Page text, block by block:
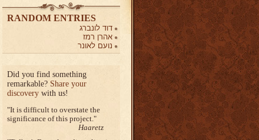
RANDOM ENTRIES
דוד לונברג
אהרן רמז
נועם לאונר
Did you find something
remarkable? Share your
discovery with us!
It is difficult to overstate the
significance of this project.
Haaretz